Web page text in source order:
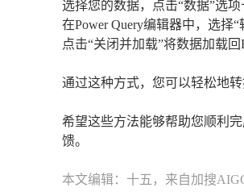
选择您的数据，点击“数据”选
在Power Query编辑器中，选择“
点击“关闭并加载”将数据加载回
通过这种方式，您可以轻松地
希望这些方法能够帮助您顺利
馈。
本文编辑：十五，来自加搜